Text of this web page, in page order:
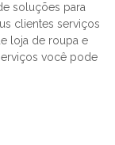
soluções para
clientes serviços
loja de roupa e
você pode